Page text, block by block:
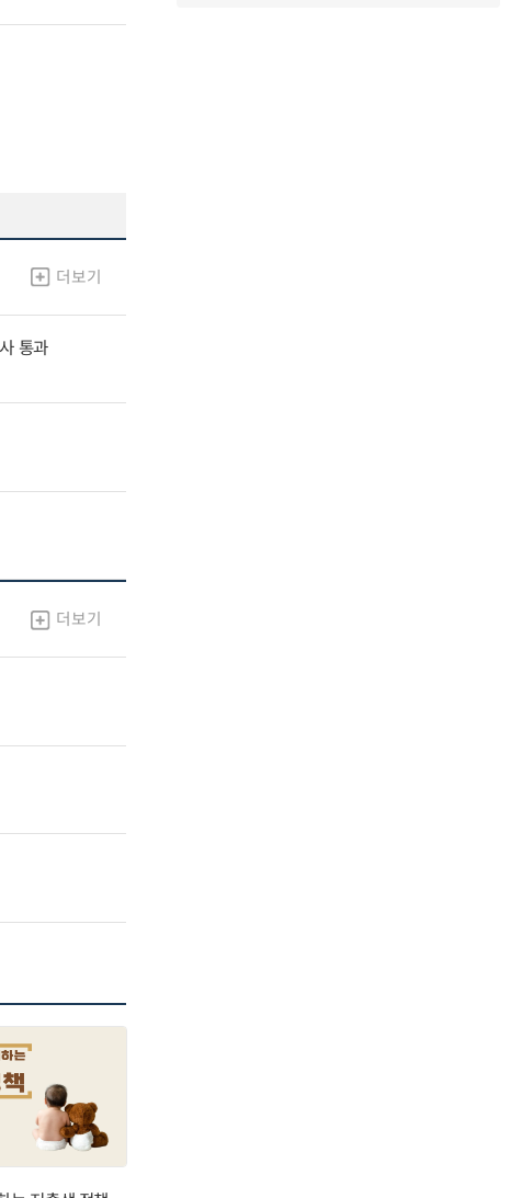
더보기
통과
더보기